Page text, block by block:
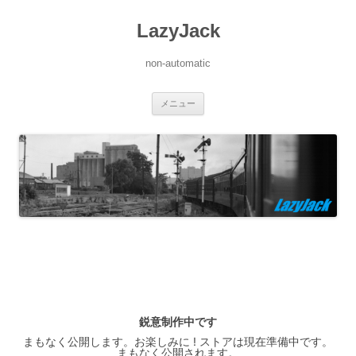
LazyJack
non-automatic
メニュー
ツ
へ
ス
キ
ッ
プ
鋭意制作中です
まもなく公開します。お楽しみに ! ストアは現在準備中です。
まもなく公開されます。